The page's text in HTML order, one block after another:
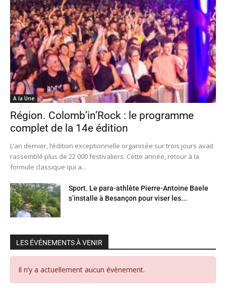
A la Une
Région. Colomb’in’Rock : le programme
complet de la 14e édition
L’an dernier, l’édition exceptionnelle organisée sur trois jours avait
rassemblé plus de 22 000 festivaliers. Cette année, retour à la
formule classique qui a...
Sport. Le para-athlète Pierre-Antoine Baele
s’installe à Besançon pour viser les...
LES ÉVÉNEMENTS À VENIR
Il n’y a actuellement aucun évènement.